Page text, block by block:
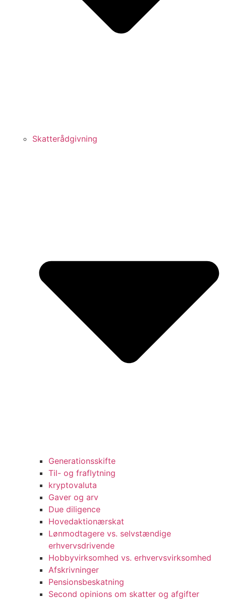
Skatterådgivning
Generationsskifte
Til- og fraflytning
kryptovaluta
Gaver og arv
Due diligence
Hovedaktionærskat
Lønmodtagere vs. selvstændige
erhvervsdrivende
Hobbyvirksomhed vs. erhvervsvirksomhed
Afskrivninger
Pensionsbeskatning
Second opinions om skatter og afgifter